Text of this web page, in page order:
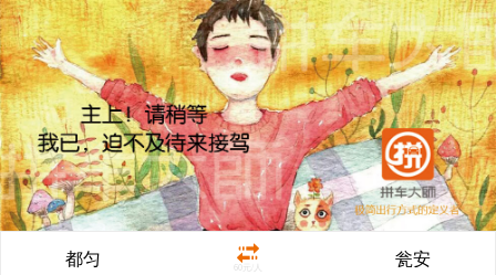
都匀 60元/人 瓮安